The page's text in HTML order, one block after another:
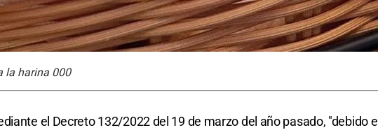
la harina 000
el Decreto 132/2022 del 19 de marzo del año pasado, "debido el